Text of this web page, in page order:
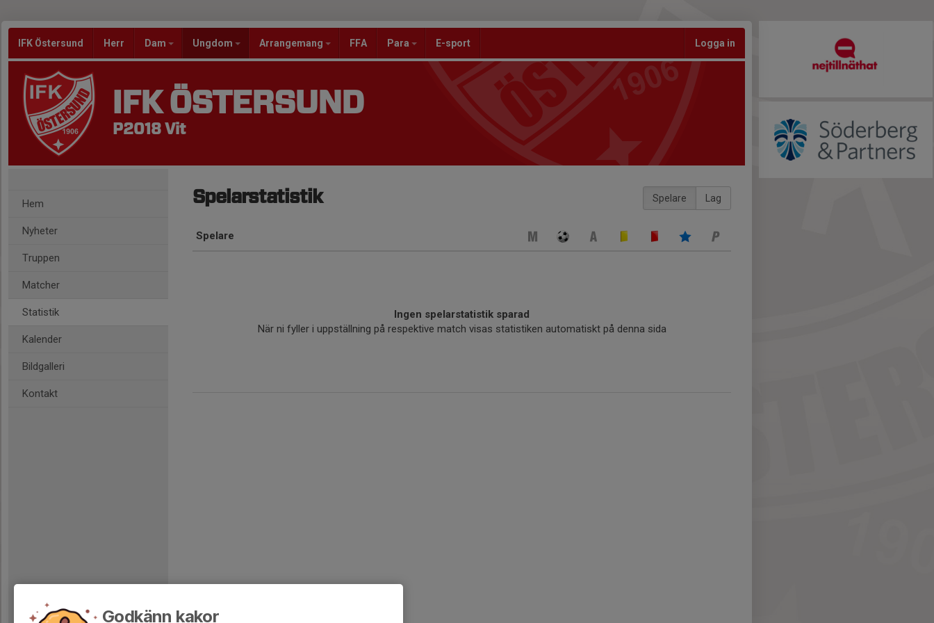
IFK Östersund Herr Dam Ungdom Arrangemang FFA Para E-sport Logga in
IFK ÖSTERSUND
P2018 Vit
Hem
Nyheter
Truppen
Matcher
Statistik
Kalender
Bildgalleri
Kontakt
Spelare Lag
Spelarstatistik
Spelare
Ingen spelarstatistik sparad
När ni fyller i uppställning på respektive match visas statistiken automatiskt på denna sida
Godkänn kakor